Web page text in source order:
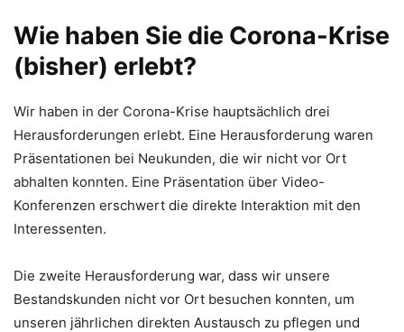
Wie haben Sie die Corona-Krise
(bisher) erlebt?
Wir haben in der Corona-Krise hauptsächlich drei
Herausforderungen erlebt. Eine Herausforderung waren
Präsentationen bei Neukunden, die wir nicht vor Ort
abhalten konnten. Eine Präsentation über Video-
Konferenzen erschwert die direkte Interaktion mit den
Interessenten.
Die zweite Herausforderung war, dass wir unsere
Bestandskunden nicht vor Ort besuchen konnten, um
unseren jährlichen direkten Austausch zu pflegen und